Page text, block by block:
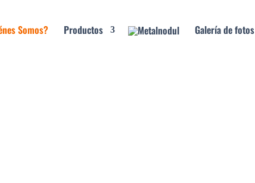
Somos? Productos Galería de fotos